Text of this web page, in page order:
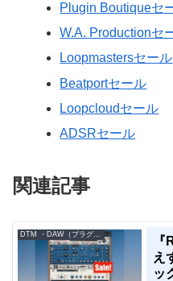
Plugin Boutiqueセ
W.A. Productionセ
Loopmastersセール
Beatportセール
Loopcloudセール
ADSRセール
関連記事
え
ッ